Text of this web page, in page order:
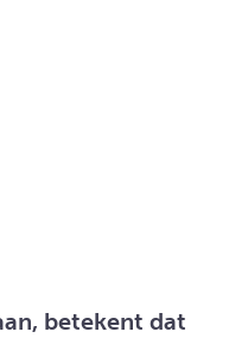
betekent dat